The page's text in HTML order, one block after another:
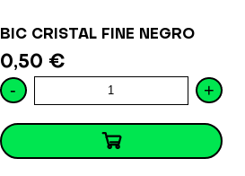
BIC CRISTAL FINE NEGRO
0,50 €
- +